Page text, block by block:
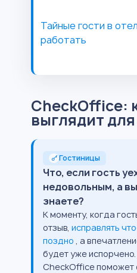
Тайные гости в
работать
CheckOffice:
выглядит
Гостиницы
Что, если гость
недовольным, а
знаете?
К моменту, когда
отзыв, исправлять
поздно , а
будет уже испорчено.
CheckOffice поможет